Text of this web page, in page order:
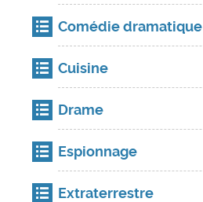
Comédie dramatique
Cuisine
Drame
Espionnage
Extraterrestre